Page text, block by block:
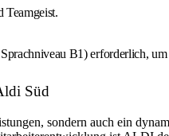
Teamgeist.
B1) erforderlich,
Süd
sondern auch ein